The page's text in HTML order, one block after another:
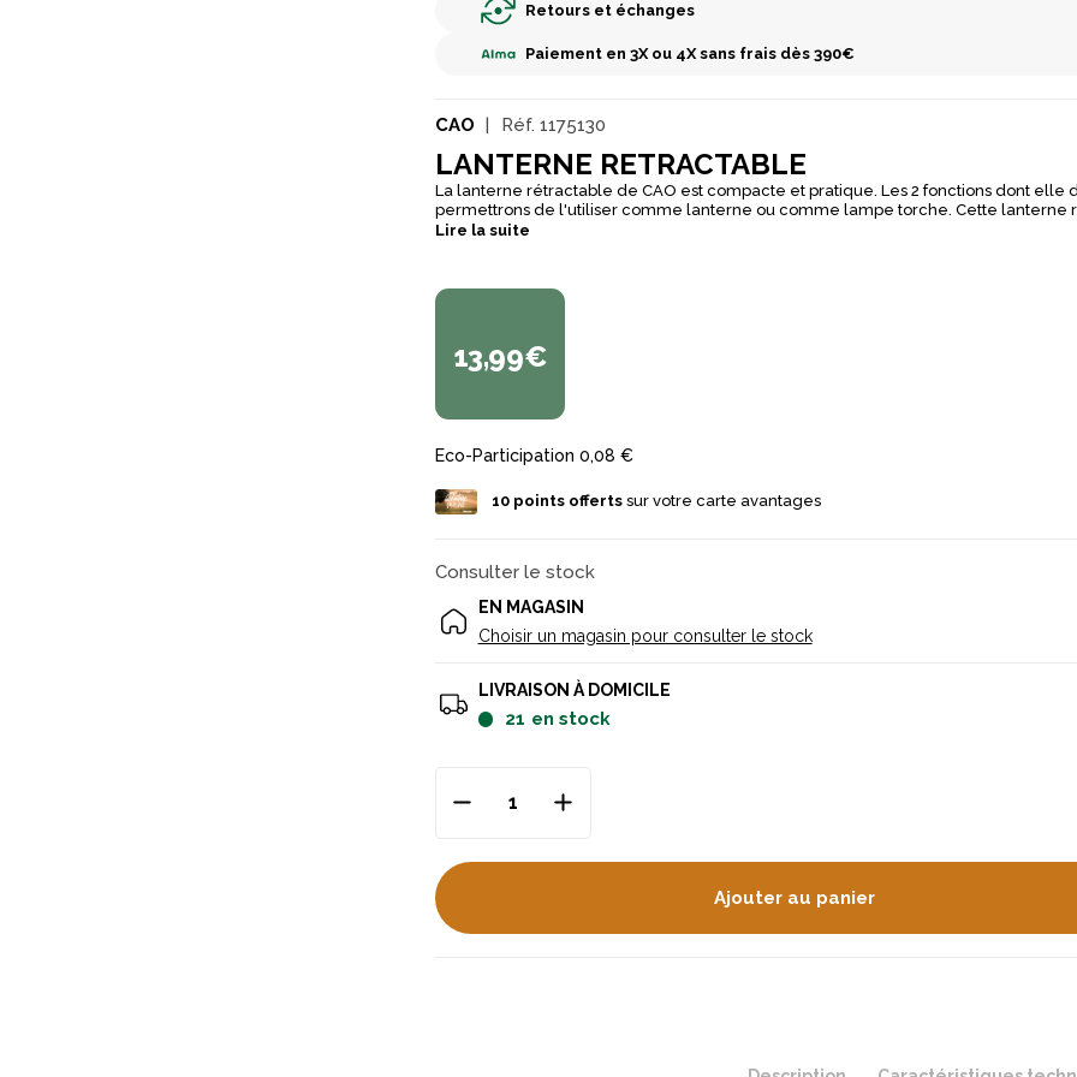
Retours et échanges
Paiement en 3X ou 4X sans frais dès 390€
CAO Réf. 1175130
LANTERNE RETRACTABLE
La lanterne rétractable de CAO est compacte et pratique. Les 2 fonctions dont elle
permettrons de l'utiliser comme lanterne ou comme lampe torche. Cette lanterne rétractable se
rétracte sur elle-même pour faciliter son rangement et elle est dotée d'une poignée pour la
Lire la suite
13,99€
Eco-Participation 0,08 €
10 points offerts sur votre carte avantages
Consulter le stock
EN MAGASIN
Choisir un magasin pour consulter le stock
LIVRAISON À DOMICILE
21 en stock
Ajouter au panier